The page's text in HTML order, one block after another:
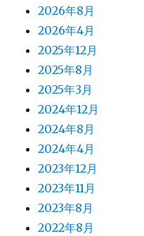
2026年8月
2026年4月
2025年12月
2025年8月
2025年3月
2024年12月
2024年8月
2024年4月
2023年12月
2023年11月
2023年8月
2022年8月